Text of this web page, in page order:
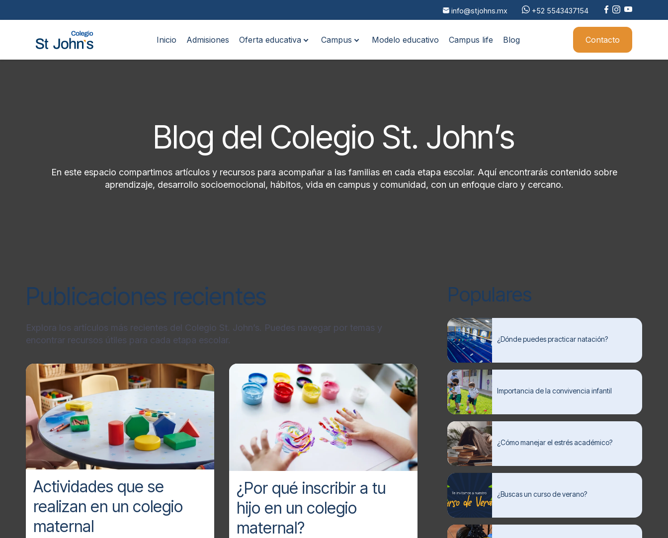
info@stjohns.mx +52 5543437154
Inicio Admisiones Oferta educativa Campus Modelo educativo Campus life Blog Contacto
Blog del Colegio St. John’s
En este espacio compartimos artículos y recursos para acompañar a las familias en cada etapa escolar. Aquí encontrarás contenido sobre
aprendizaje, desarrollo socioemocional, hábitos, vida en campus y comunidad, con un enfoque claro y cercano.
Publicaciones recientes
Explora los artículos más recientes del Colegio St. John’s. Puedes navegar por temas y
encontrar recursos útiles para cada etapa escolar.
Actividades que se
realizan en un colegio
maternal
¿Por qué inscribir a tu
hijo en un colegio
maternal?
Populares
¿Dónde puedes practicar natación?
Importancia de la convivencia infantil
¿Cómo manejar el estrés académico?
¿Buscas un curso de verano?